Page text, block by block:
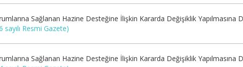
Sağlanan Hazine Desteğine İlişkin Kararda Değişiklik Yapılmasına
Resmi Gazete)
Sağlanan Hazine Desteğine İlişkin Kararda Değişiklik Yapılmasına